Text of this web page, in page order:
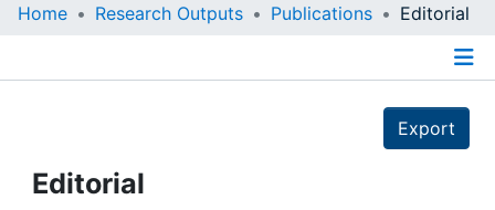
Home
Publications
Projects
Home Research Outputs Publications Editorial
Export
Editorial